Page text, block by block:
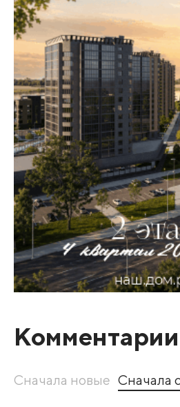
Сначала новые Сначала